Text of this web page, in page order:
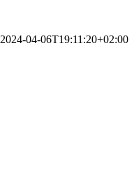
2024-04-06T19:11:20+02:00